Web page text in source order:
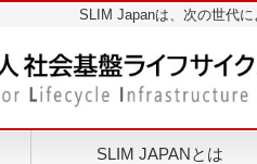
SLIM Japanは、次の世代
SLIM JAPANとは